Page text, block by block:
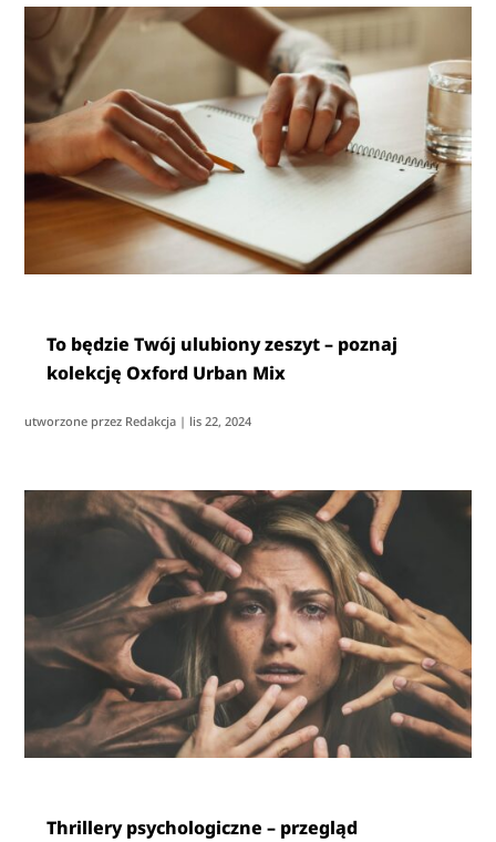
To będzie Twój ulubiony zeszyt – poznaj
kolekcję Oxford Urban Mix
utworzone przez Redakcja | lis 22, 2024
Thrillery psychologiczne – przegląd